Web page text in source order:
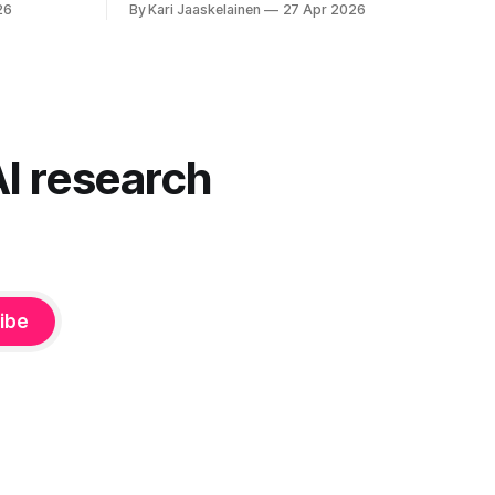
puolestasi, mitä olit ehkä sanomassa.
By Kari Jaaskelainen 27 Apr 2026
research